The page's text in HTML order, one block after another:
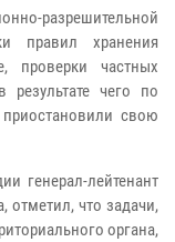
разрешительной
правил хранения
проверки частных
чего по
свою
генерал-лейтенант
отметил, что задачи,
органа,